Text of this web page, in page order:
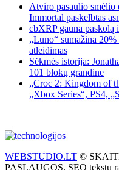
Atviro pasaulio smėlio
Immortal paskelbtas
cbXRP gauna paskolą
„Luno“ sumažina
atleidimas
Sėkmės istorija:
101 blokų grandine
„Croc 2: Kingdom of
„Xbox Series“, PS4,
WEBSTUDIO.LT ©
PASLAUGOS. SEO tekstų